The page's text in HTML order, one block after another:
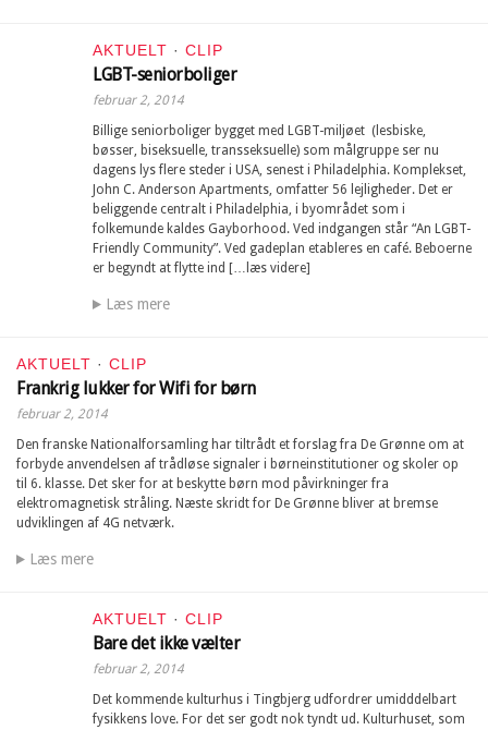
AKTUELT · CLIP
LGBT-seniorboliger
februar 2, 2014
Billige seniorboliger bygget med LGBT-miljøet (lesbiske,
bøsser, biseksuelle, transseksuelle) som målgruppe ser nu
dagens lys flere steder i USA, senest i Philadelphia. Komplekset,
John C. Anderson Apartments, omfatter 56 lejligheder. Det er
beliggende centralt i Philadelphia, i byområdet som i
folkemunde kaldes Gayborhood. Ved indgangen står “An LGBT-
Friendly Community”. Ved gadeplan etableres en café. Beboerne
er begyndt at flytte ind […læs videre]
Læs mere
AKTUELT · CLIP
Frankrig lukker for Wifi for børn
februar 2, 2014
Den franske Nationalforsamling har tiltrådt et forslag fra De Grønne om at
forbyde anvendelsen af trådløse signaler i børneinstitutioner og skoler op
til 6. klasse. Det sker for at beskytte børn mod påvirkninger fra
elektromagnetisk stråling. Næste skridt for De Grønne bliver at bremse
udviklingen af 4G netværk.
Læs mere
AKTUELT · CLIP
Bare det ikke vælter
februar 2, 2014
Det kommende kulturhus i Tingbjerg udfordrer umidddelbart
fysikkens love. For det ser godt nok tyndt ud. Kulturhuset, som